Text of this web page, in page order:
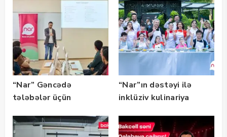
təqaüd proqramının
qalibləri ilə görüş
keçirib
“Nar” Gəncədə
tələbələr üçün
təlimləri təşkil edib
“Nar”ın dəstəyi ilə
inklüziv kulinariya
keçirilib — Fotolar